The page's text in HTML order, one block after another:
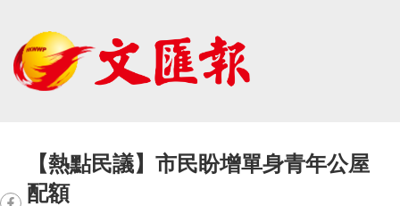
【熱點民議】市民盼增單身青年公屋
配額